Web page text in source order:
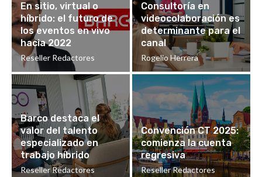
En sitio, virtual o
híbrido: el futuro de
los eventos en vivo
hacia 2022
Reseller Redactores
Consultoría en
videocolaboración es
determinante para el
canal
Rogelio Herrera
Barco destaca el
valor del talento
especializado en
trabajo híbrido
Reseller Redactores
Convención CT 2025:
comienza la cuenta
regresiva
Reseller Redactores